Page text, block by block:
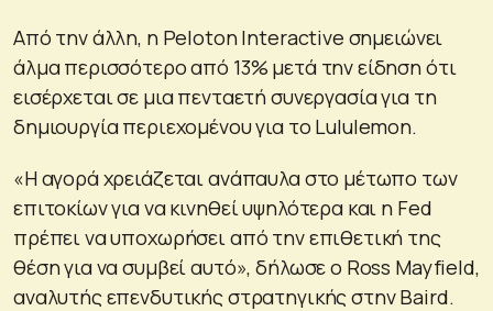
Από την άλλη, η Peloton Interactive σημειώνει
άλμα περισσότερο από 13% μετά την είδηση ότι
εισέρχεται σε μια πενταετή συνεργασία για τη
δημιουργία περιεχομένου για το Lululemon.
«Η αγορά χρειάζεται ανάπαυλα στο μέτωπο των
επιτοκίων για να κινηθεί υψηλότερα και η Fed
πρέπει να υποχωρήσει από την επιθετική της
θέση για να συμβεί αυτό», δήλωσε ο Ross Mayfield,
αναλυτής επενδυτικής στρατηγικής στην Baird.